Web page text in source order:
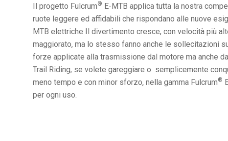
Il progetto Fulcrum® E-MTB applica tutta la nostra
ruote leggere ed affidabili che rispondano alle nuove
MTB elettriche Il divertimento cresce, con velocità più
maggiorato, ma lo stesso fanno anche le sollecitazioni
forze applicate alla trasmissione dal motore ma anche
Trail Riding, se volete gareggiare o semplicemente
meno tempo e con minor sforzo, nella gamma Fulcrum®
per ogni uso.